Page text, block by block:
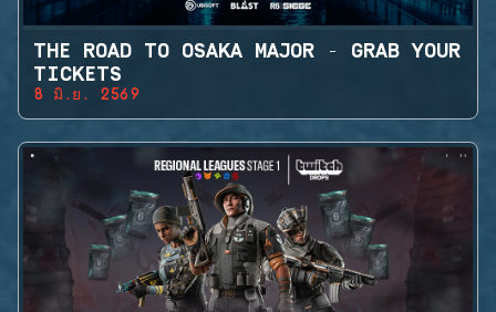
THE ROAD TO OSAKA MAJOR - GRAB YOUR
TICKETS
8 มิ.ย. 2569